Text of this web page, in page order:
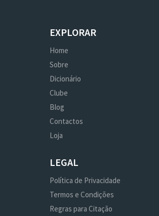
EXPLORAR
Home
Sobre
Dicionário
Clube
Blog
Contactos
Loja
LEGAL
Política de Privacidade
Termos e Condições
Regras para Citação